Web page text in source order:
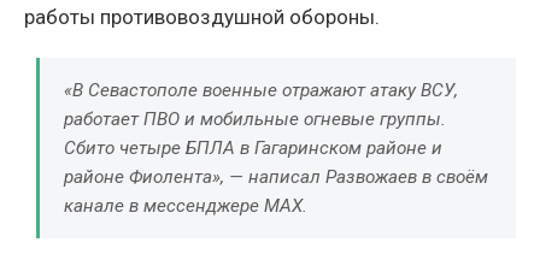
работы противовоздушной обороны.
«В Севастополе военные отражают атаку ВСУ,
работает ПВО и мобильные огневые группы.
Сбито четыре БПЛА в Гагаринском районе и
районе Фиолента», — написал Развожаев в своём
канале в мессенджере MAX.